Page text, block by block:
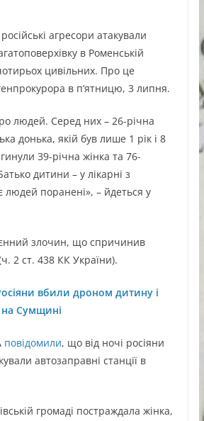
агресори атакували
в Роменській
цивільних. Про це
в п’ятницю, 3 липня.
людей. Серед них – 26-річна
донька, якій був лише 1 рік і 8
39-річна жінка та 76-
дитини – у лікарні з
поранені», – йдеться у
злочин, що спричинив
2 ст. 438 КК України).
вбили дроном дитину і
Сумщині
повідомили, що від ночі росіяни
автозаправні станції в
громаді постраждала жінка,